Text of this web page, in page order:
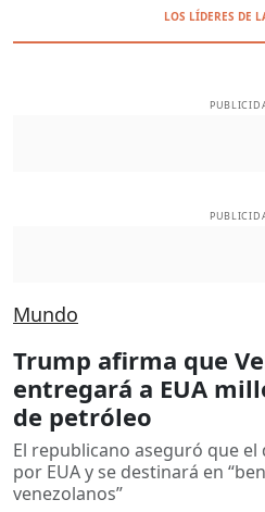
LOS LÍDERES DE
Mundo
Trump afirma que
entregará a EUA
de petróleo
El republicano aseguró que
por EUA y se destinará en
venezolanos”